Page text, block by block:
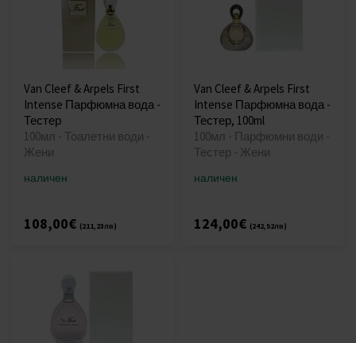
Van Cleef & Arpels First
Intense Парфюмна вода -
Тестер
100мл - Тоалетни води -
Жени
наличен
108,00€ (211,23лв)
Van Cleef & Arpels First
Intense Парфюмна вода -
Тестер, 100ml
100мл - Парфюмни води -
Тестер - Жени
наличен
124,00€ (242,52лв)